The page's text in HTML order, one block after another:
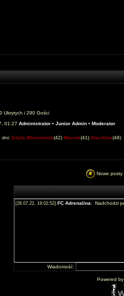
Ukrytych i 290 Gości
01:27 Administrator • Junior Admin • Moderator
dni: Edyta Wesolowsk(42) Maciek(41) StaciGue(48)
Nowe posty
Wiadomość:
Powered by